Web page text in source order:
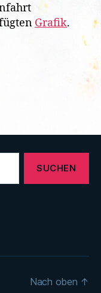
Grafik.
Nach oben ↑